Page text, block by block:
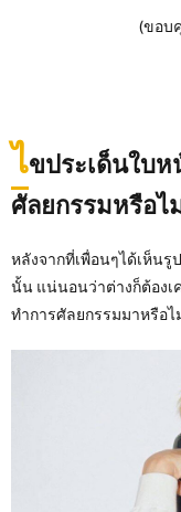
(ขอบ
ไขประเด็นใบห
ศัลยกรรมหรือไ
หลังจากที่เพื่อนๆได้เห็น
นั้น แน่นอนว่าต่างก็ต้อง
ทำการศัลยกรรมมาหรือ